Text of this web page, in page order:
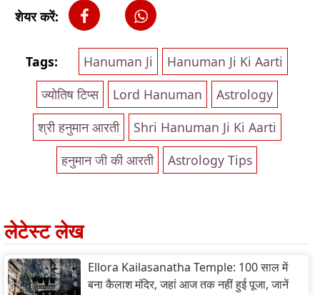
शेयर करें:
Tags: Hanuman Ji
Hanuman Ji Ki Aarti
ज्योतिष टिप्स
Lord Hanuman
Astrology
श्री हनुमान आरती
Shri Hanuman Ji Ki Aarti
हनुमान जी की आरती
Astrology Tips
लेटेस्ट लेख
Ellora Kailasanatha Temple: 100 साल में
बना कैलाश मंदिर, जहां आज तक नहीं हुई पूजा, जानें